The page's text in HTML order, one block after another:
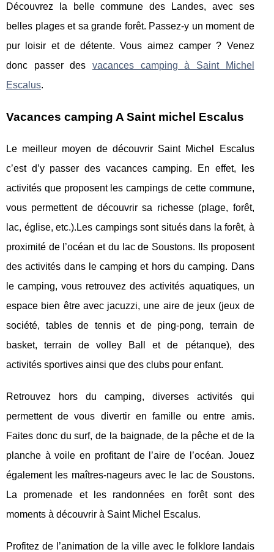
Découvrez la belle commune des Landes, avec ses
belles plages et sa grande forêt. Passez-y un moment de
pur loisir et de détente. Vous aimez camper ? Venez
donc passer des vacances camping à Saint Michel
Escalus.
Vacances camping A Saint michel Escalus
Le meilleur moyen de découvrir Saint Michel Escalus
c’est d’y passer des vacances camping. En effet, les
activités que proposent les campings de cette commune,
vous permettent de découvrir sa richesse (plage, forêt,
lac, église, etc.).Les campings sont situés dans la forêt, à
proximité de l’océan et du lac de Soustons. Ils proposent
des activités dans le camping et hors du camping. Dans
le camping, vous retrouvez des activités aquatiques, un
espace bien être avec jacuzzi, une aire de jeux (jeux de
société, tables de tennis et de ping-pong, terrain de
basket, terrain de volley Ball et de pétanque), des
activités sportives ainsi que des clubs pour enfant.
Retrouvez hors du camping, diverses activités qui
permettent de vous divertir en famille ou entre amis.
Faites donc du surf, de la baignade, de la pêche et de la
planche à voile en profitant de l’aire de l’océan. Jouez
également les maîtres-nageurs avec le lac de Soustons.
La promenade et les randonnées en forêt sont des
moments à découvrir à Saint Michel Escalus.
Profitez de l’animation de la ville avec le folklore landais